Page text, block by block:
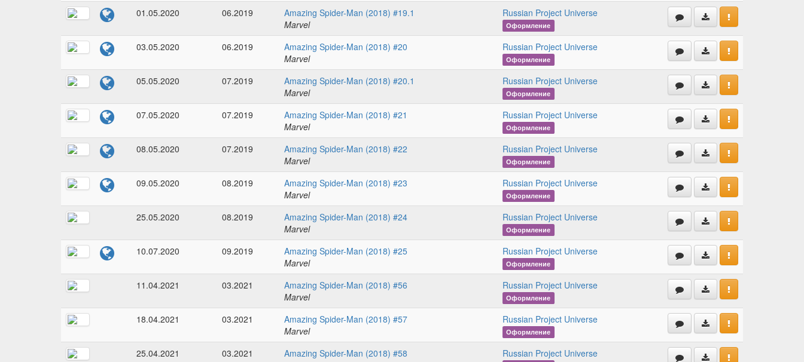
01.05.2020 06.2019
Amazing Spider-Man (2018) #19.1
Marvel
Russian Project Universe
Оформление
03.05.2020 06.2019
Amazing Spider-Man (2018) #20
Marvel
Russian Project Universe
Оформление
05.05.2020 07.2019
Amazing Spider-Man (2018) #20.1
Marvel
Russian Project Universe
Оформление
07.05.2020 07.2019
Amazing Spider-Man (2018) #21
Marvel
Russian Project Universe
Оформление
08.05.2020 07.2019
Amazing Spider-Man (2018) #22
Marvel
Russian Project Universe
Оформление
09.05.2020 08.2019
Amazing Spider-Man (2018) #23
Marvel
Russian Project Universe
Оформление
25.05.2020 08.2019
Amazing Spider-Man (2018) #24
Marvel
Russian Project Universe
Оформление
10.07.2020 09.2019
Amazing Spider-Man (2018) #25
Marvel
Russian Project Universe
Оформление
11.04.2021 03.2021
Amazing Spider-Man (2018) #56
Marvel
Russian Project Universe
Оформление
18.04.2021 03.2021
Amazing Spider-Man (2018) #57
Marvel
Russian Project Universe
Оформление
25.04.2021 03.2021
Amazing Spider-Man (2018) #58
Russian Project Universe